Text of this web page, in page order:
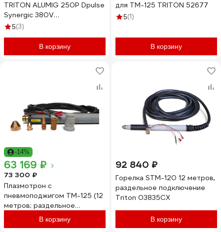
TRITON ALUMIG 250P Dpulse
Synergic 380V
TAMG250PDPSN3V
5(3)
В корзину
для TM-125 TRITON 52677
5(1)
В корзину
-14%
63 169 ₽
73 300 ₽
Плазмотрон с
пневмоподжигом TM-125 (12
метров; раздельное
подключение) для CNC
TRITON 03730-12
В корзину
92 840 ₽
Горелка STM-120 12 метров,
раздельное подключение
Triton 03835CX
В корзину